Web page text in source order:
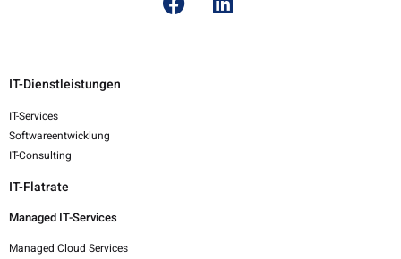
IT-Dienstleistungen
IT-Services
Softwareentwicklung
IT-Consulting
IT-Flatrate
Managed IT-Services
Managed Cloud Services